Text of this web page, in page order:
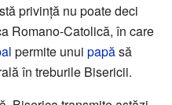
privință nu poate deci
Romano-Catolică, în care
permite unui papăsă
în treburile Bisericii.